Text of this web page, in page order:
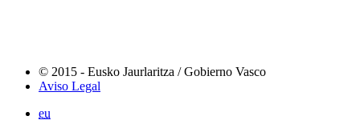
© 2015 - Eusko Jaurlaritza / Gobierno Vasco
Aviso Legal
eu